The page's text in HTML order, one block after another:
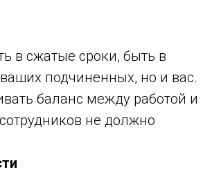
в сжатые сроки, быть в
подчиненных, но и вас.
баланс между работой и
не должно